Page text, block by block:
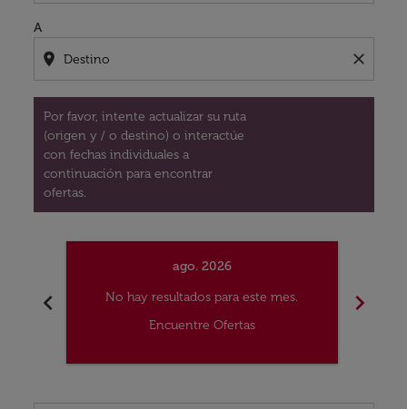
A
location_on close
Por favor, intente actualizar su ruta
(origen y / o destino) o interactúe
con fechas individuales a
continuación para encontrar
ofertas.
chevron_left
ago. 2026
No hay resultados para este mes.
Encuentre Ofertas
chevron_right